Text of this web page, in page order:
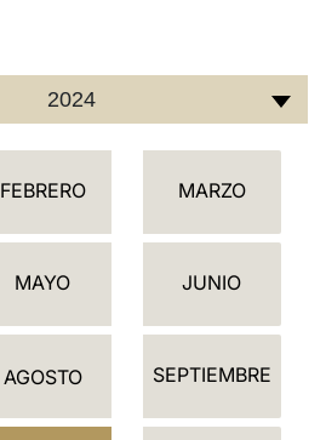
2024
FEBRERO MARZO
MAYO JUNIO
AGOSTO SEPTIEMBRE